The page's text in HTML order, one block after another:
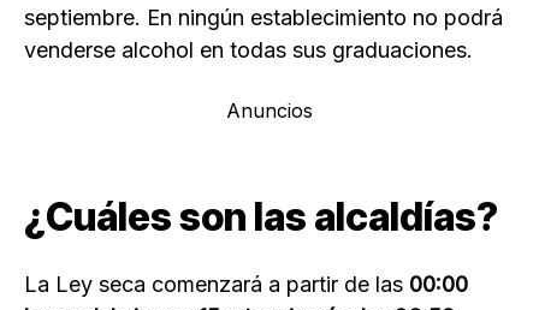
septiembre. En ningún establecimiento no podrá
venderse alcohol en todas sus graduaciones.
Anuncios
¿Cuáles son las alcaldías?
La Ley seca comenzará a partir de las 00:00